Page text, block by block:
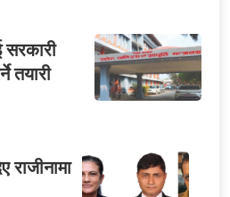
तयारी
राजीनामा